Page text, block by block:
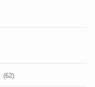
(62)